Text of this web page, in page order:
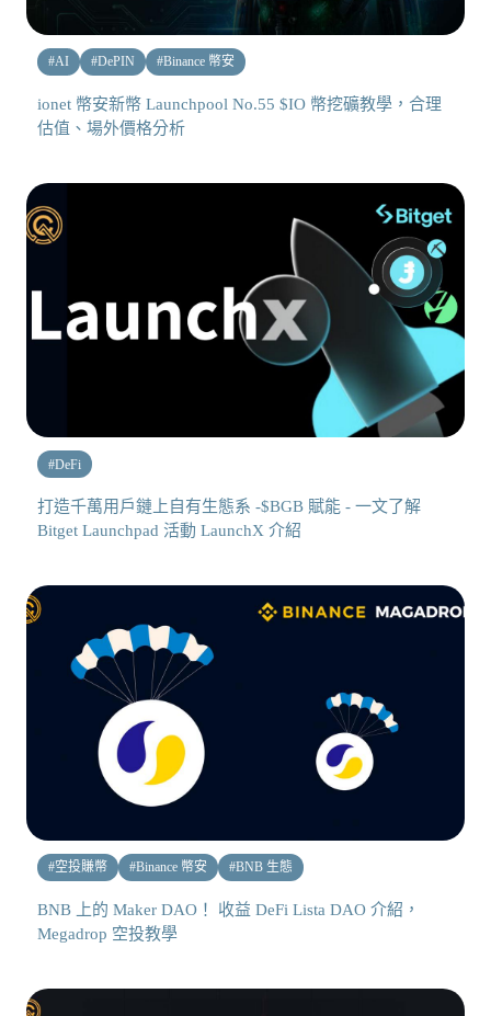
#AI #DePIN #Binance 幣安
ionet 幣安新幣 Launchpool No.55 $IO 幣挖礦教學，合理
估值、場外價格分析
#DeFi
打造千萬用戶鏈上自有生態系 -$BGB 賦能 - 一文了解
Bitget Launchpad 活動 LaunchX 介紹
#空投賺幣 #Binance 幣安 #BNB 生態
BNB 上的 Maker DAO！ 收益 DeFi Lista DAO 介紹，
Megadrop 空投教學